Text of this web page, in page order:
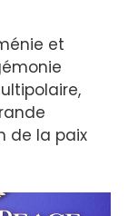
et
de la paix